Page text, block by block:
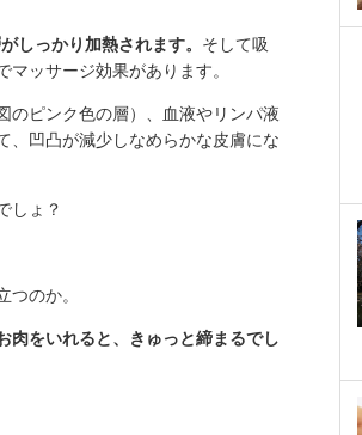
しっかり加熱されます。 そして吸
ッサージ効果があります。
のピンク色の層）、血液やリンパ液
、凹凸が減少しなめらかな皮膚にな
しょ？
のか。
肉をいれると、きゅっと締まるでし